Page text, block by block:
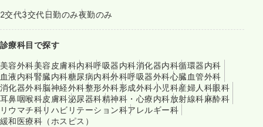
2交代3交代日勤のみ夜勤のみ
診療科目で探す
美容外科美容皮膚科内科呼吸器内科消化器内科循環器内科
血液内科腎臓内科糖尿病内科外科呼吸器外科心臓血管外科
消化器外科脳神経外科整形外科形成外科小児科産婦人科眼科
耳鼻咽喉科皮膚科泌尿器科精神科・心療内科放射線科麻酔科
リウマチ科リハビリテーション科アレルギー科
緩和医療科（ホスピス）